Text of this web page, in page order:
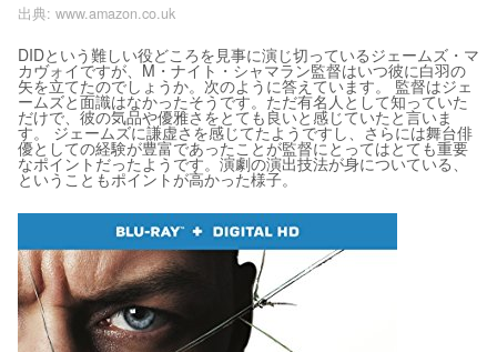
出典: www.amazon.co.uk
DIDという難しい役どころを見事に演じ切っているジェームズ・マ
カヴォイですが、M・ナイト・シャマラン監督はいつ彼に白羽の
矢を立てたのでしょうか。次のように答えています。 監督はジェ
ームズと面識はなかったそうです。ただ有名人として知っていた
だけで、彼の気品や優雅さをとても良いと感じていたと言いま
す。 ジェームズに謙虚さを感じてたようですし、さらには舞台俳
優としての経験が豊富であったことが監督にとってはとても重要
なポイントだったようです。演劇の演出技法が身についている、
ということもポイントが高かった様子。